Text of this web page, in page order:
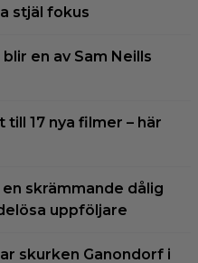
stjäl fokus
en av Sam Neills
till 17 nya filmer – här
skrämmande dålig
uppföljare
skurken Ganondorf i